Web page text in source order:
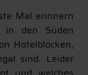
Mal erinnern
den Süden
Hotelblöcken,
sind. Leider